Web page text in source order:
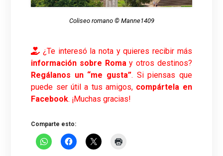
Coliseo romano © Manne1409
¿Te interesó la nota y quieres recibir más
información sobre Romay otros destinos?
Regálanos un “me gusta”. Si piensas que
puede ser útil a tus amigos, compártela en
Facebook. ¡Muchas gracias!
Comparte esto: